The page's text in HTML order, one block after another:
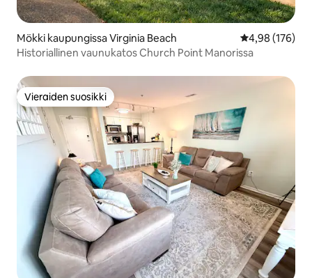
Mökki kaupungissa Virginia Beach
4,98 (176)
Historiallinen vaunukatos Church Point Manorissa
Vieraiden suosikki
Vieraiden suosikki